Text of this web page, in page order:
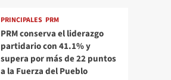
PRINCIPALES PRM
PRM conserva el liderazgo
partidario con 41.1% y
supera por más de 22 puntos
a la Fuerza del Pueblo